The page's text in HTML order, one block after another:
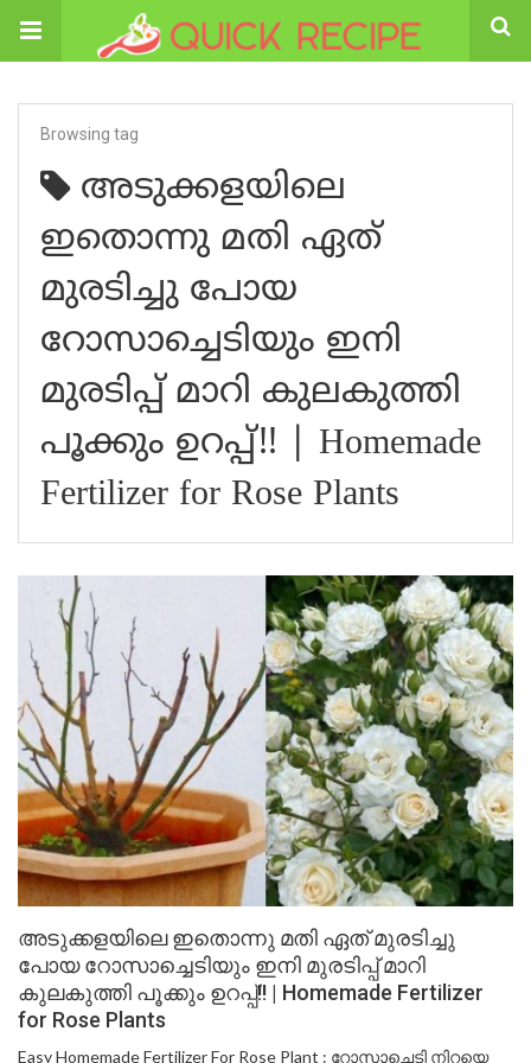
Browsing tag
അടുക്കളയിലെ
ഇതൊന്നു മതി ഏത്
മുരടിച്ചു പോയ
റോസാച്ചെടിയും ഇനി
മുരടിപ്പ് മാറി കുലകുത്തി
പൂക്കും ഉറപ്പ്!! | Homemade
Fertilizer for Rose Plants
അടുക്കളയിലെ ഇതൊന്നു മതി ഏത് മുരടിച്ചു
പോയ റോസാച്ചെടിയും ഇനി മുരടിപ്പ് മാറി
കുലകുത്തി പൂക്കും ഉറപ്പ്!! | Homemade Fertilizer
for Rose Plants
Easy Homemade Fertilizer For Rose Plant : റോസാച്ചെടി നിറയെ